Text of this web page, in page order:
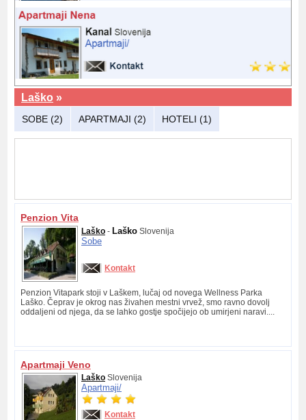
Laško »
SOBE (2) APARTMAJI (2) HOTELI (1)
Penzion Vita
Laško - Laško Slovenija
Sobe
Kontakt
Penzion Vitapark stoji v Laškem, lučaj od novega Wellness Parka
Laško. Čeprav je okrog nas živahen mestni vrvež, smo ravno dovolj
oddaljeni od njega, da se lahko gostje spočijejo ob umirjeni naravi....
Apartmaji Veno
Laško Slovenija
Apartmaji/
Kontakt